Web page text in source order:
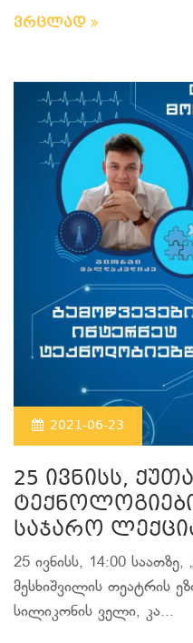
ვრცლად
2021-06-23
25 ივნისს,
საჯარო
25 ივნისს, 14:00 საათზე,
მესხიშვილის თეატრის
სილიკონის ველი, კა...